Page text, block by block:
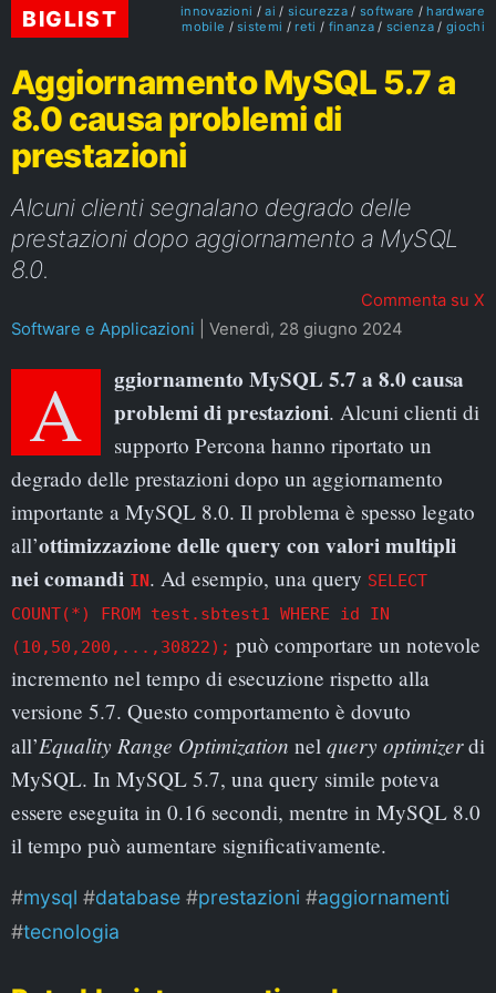
BIGLIST innovazioni ai sicurezza software
hardware
mobile
sistemi reti finanza scienza giochi
Aggiornamento MySQL 5.7 a
8.0 causa problemi di
prestazioni
Alcuni clienti segnalano degrado delle
prestazioni dopo aggiornamento a MySQL
8.0.
Commenta su X
Software e Applicazioni
Venerdì, 28 giugno 2024
Aggiornamento MySQL 5.7 a 8.0 causa problemi di prestazioni. Alcuni clienti di
supporto Percona hanno riportato un
degrado delle prestazioni dopo un aggiornamento
importante a MySQL 8.0. Il problema è spesso legato
all’ottimizzazione delle query con valori multipli
nei comandi IN. Ad esempio, una query SELECT
COUNT(*) FROM test.sbtest1 WHERE id IN
(10,50,200,...,30822); può comportare un notevole
incremento nel tempo di esecuzione rispetto alla
versione 5.7. Questo comportamento è dovuto
all’Equality Range Optimization nel query optimizerdi
MySQL. In MySQL 5.7, una query simile poteva
essere eseguita in 0.16 secondi, mentre in MySQL 8.0
il tempo può aumentare significativamente.
mysql database prestazioni
aggiornamenti
tecnologia